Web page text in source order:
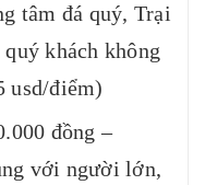
tâm đá quý, Trại
khách không
usd/điểm)
đồng –
với người lớn,